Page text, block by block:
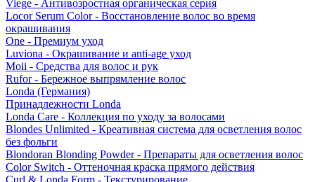
Viege - Антивозростная органическая серия
Locor Serum Color - Восстановление волос во время
окрашивания
One - Премиум уход
Luviona - Окрашивание и anti-age уход
Moii - Средства для волос и рук
Rufor - Бережное выпрямление волос
Londa (Германия)
Принадлежности Londa
Londa Care - Коллекция по уходу за волосами
Blondes Unlimited - Креативная система для осветления волос
без фольги
Blondoran Blonding Powder - Препараты для осветления волос
Color Switch - Оттеночная краска прямого действия
Curl & Londa Form - Текстурирование